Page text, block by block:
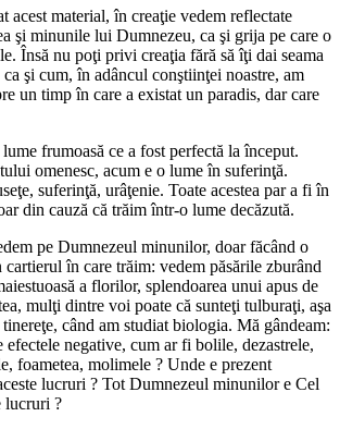
acest material, în creaţie vedem reflectate
şi minunile lui Dumnezeu, ca şi grija pe care o
Însă nu poţi privi creaţia fără să îţi dai seama
şi cum, în adâncul conştiinţei noastre, am
un timp în care a existat un paradis, dar care
frumoasă ce a fost perfectă la început.
omenesc, acum e o lume în suferinţă.
suferinţă, urâţenie. Toate acestea par a fi în
din cauză că trăim într-o lume decăzută.
pe Dumnezeul minunilor, doar făcând o
în care trăim: vedem păsările zburând
a florilor, splendoarea unui apus de
mulţi dintre voi poate că sunteţi tulburaţi, aşa
când am studiat biologia. Mă gândeam:
efectele negative, cum ar fi bolile, dezastrele,
foametea, molimele ? Unde e prezent
lucruri ? Tot Dumnezeul minunilor e Cel
lucruri ?